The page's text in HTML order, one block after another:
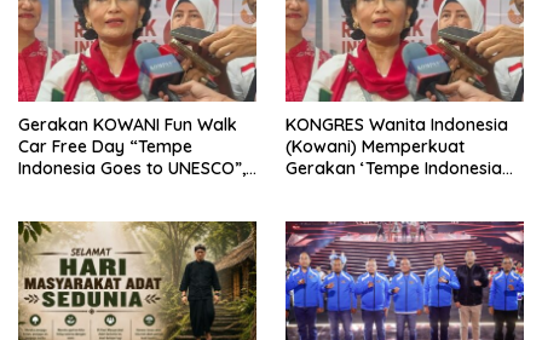
Gerakan KOWANI Fun Walk
Car Free Day “Tempe
Indonesia Goes to UNESCO”,
KONGRES Wanita Indonesia
(Kowani) Memperkuat
Gerakan ‘Tempe Indonesia